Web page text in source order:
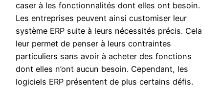
caser à les fonctionnalités dont elles ont besoin.
Les entreprises peuvent ainsi customiser leur
système ERP suite à leurs nécessités précis. Cela
leur permet de penser à leurs contraintes
particuliers sans avoir à acheter des fonctions
dont elles n’ont aucun besoin. Cependant, les
logiciels ERP présentent de plus certains défis.